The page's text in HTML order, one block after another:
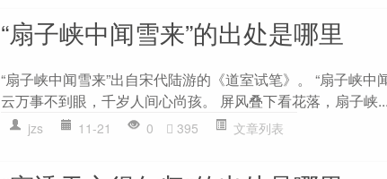
“扇子峡中闻雪来”的出处是哪里
“扇子峡中闻雪来”出自宋代陆游的《道室试笔》。 “扇子峡
云万事不到眼，千岁人间心尚孩。 屏风叠下看花落，扇子峡...
jzs 11-21 0 395 文章列表